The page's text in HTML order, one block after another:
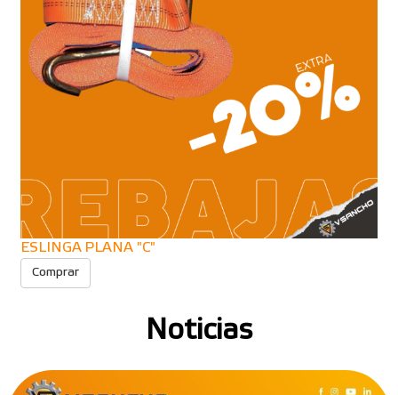
ESLINGA PLANA "C"
Comprar
Noticias